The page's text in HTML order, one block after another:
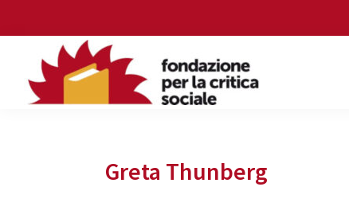
to
primary
navigation
to
content
to
primary
sidebar
to
Greta Thunberg